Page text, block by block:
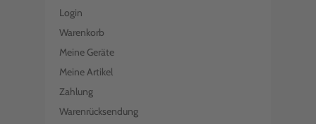
Login
Warenkorb
Meine Geräte
Meine Artikel
Zahlung
Warenrücksendung